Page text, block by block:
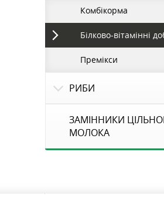
Комбікорма
Білково-вітамінні
Премікси
РИБИ
ЗАМІННИКИ
МОЛОКА